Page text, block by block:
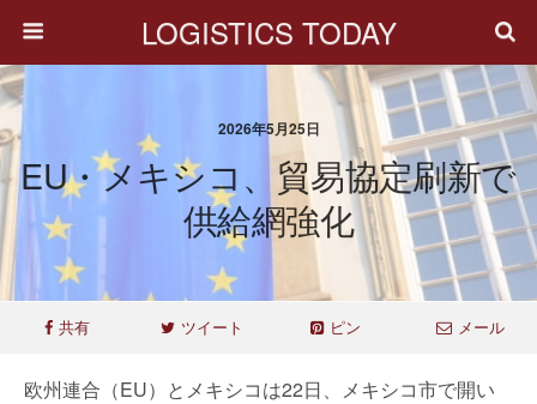
LOGISTICS TODAY
2026年5月25日
EU・メキシコ、貿易協定刷新で
供給網強化
共有 ツイート ピン メール
欧州連合（EU）とメキシコは22日、メキシコ市で開い